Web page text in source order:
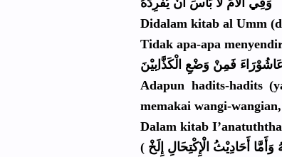
وَفِي الْأُمِّ لَا بَأْسَ أَنْ يُفْرِدَهُ
Didalam kitab al Umm
Tidak apa-apa
ءَ فَمِنْ وَضْعِ الْكَذَّابِيْنَ
Adapun hadits-hadits
memakai wangi-wang
Dalam kitab I’anatutht
وَأَمَّا أَحَادِيْث ُ الْإِكْتِح